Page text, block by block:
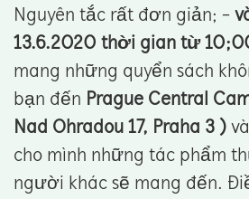
Nguyên tắc rất đơn giản; -
13.6.2020 thời gian từ
mang những quyển sách
bạn đến Prague Central
Nad Ohradou 17, Praha 3 )
cho mình những tác phẩm
người khác sẽ mang đến.